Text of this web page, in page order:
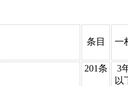
条目 一
201条
3
以